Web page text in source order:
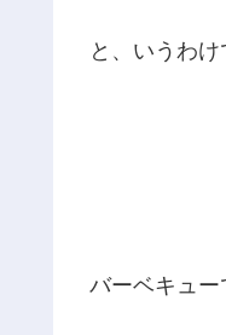
と、いうわ
バーベキュー